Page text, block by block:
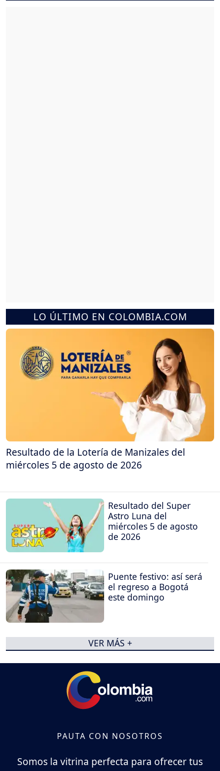
LO ÚLTIMO EN COLOMBIA.COM
Resultado de la Lotería de Manizales del
miércoles 5 de agosto de 2026
Resultado del Super
Astro Luna del
miércoles 5 de agosto
de 2026
Puente festivo: así será
el regreso a Bogotá
este domingo
VER MÁS +
PAUTA CON NOSOTROS
Somos la vitrina perfecta para ofrecer tus